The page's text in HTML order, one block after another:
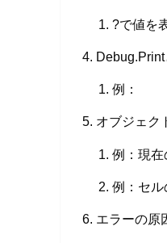
?で値を
例：
オブジェク
例：現在
例：セ
エラーの原